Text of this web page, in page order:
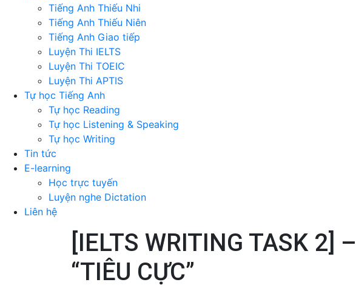
Tiếng Anh Thiếu Nhi
Tiếng Anh Thiếu Niên
Tiếng Anh Giao tiếp
Luyện Thi IELTS
Luyện Thi TOEIC
Luyện Thi APTIS
Tự học Tiếng Anh
Tự học Reading
Tự học Listening & Speaking
Tự học Writing
Tin tức
E-learning
Học trực tuyến
Luyện nghe Dictation
Liên hệ
[IELTS WRITING TASK 2]
“TIÊU CỰC”